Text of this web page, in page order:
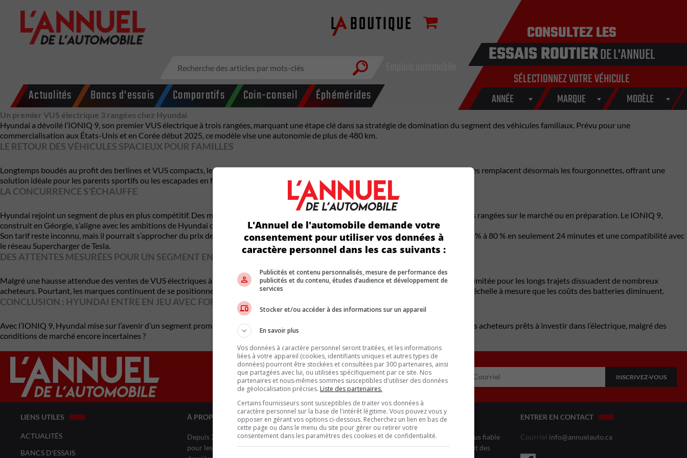
Actualités Bancs d'essais Comparatifs Coin-conseil Éphémérides
CONSULTEZ LES
ESSAIS ROUTIERDE L'ANNUEL
SÉLECTIONNEZ VOTRE VÉHICULE
ANNÉE MARQUE MODÈLE
Un premier VUS électrique 3 rangées chez Hyundai
Hyundai a dévoilé l’IONIQ 9, son premier VUS électrique à trois rangées, marquant une étape clé dans sa stratégie de domination du segment des véhicules familiaux. Prévu pour une
commercialisation aux États-Unis et en Corée début 2025, ce modèle vise une autonomie de plus de 480 km.
LE RETOUR DES VÉHICULES SPACIEUX POUR FAMILLES
Longtemps boudés au profit des berlines et VUS compacts, les grands véhicules familiaux font leur retour en force. Les VUS à trois rangées remplacent désormais les fourgonnettes, offrant une
solution idéale pour les parents sportifs ou les escapades en famille avec bagages à profusion.
LA CONCURRENCE S’ÉCHAUFFE
Hyundai rejoint un segment de plus en plus compétitif. Des marques comme Tesla, Rivian, VinFast et Cadillac ont déjà des modèles à trois rangées sur le marché ou en préparation. Le IONIQ 9,
construit en Géorgie, s’aligne avec les ambitions de Hyundai de produire 23 modèles électriques d’ici 2030.
Son tarif reste inconnu, mais il pourrait s’approcher du prix de son proche couson le Kia EV9. Parmi ses atouts, une recharge rapide de 10 % à 80 % en seulement 24 minutes et une compatibilité avec
le réseau Supercharger de Tesla.
DES ATTENTES MESURÉES POUR UN SEGMENT EN CROISSANCE
Malgré une hausse attendue des ventes de VUS électriques à trois rangées, le marché reste fragile. Les prix élevés et l’autonomie encore limitée pour les longs trajets dissuadent de nombreux
acheteurs. Pourtant, les marques continuent de se positionner, sachant que les premiers entrants pourraient tirer parti des économies d’échelle à mesure que les coûts des batteries diminuent.
CONCLUSION : HYUNDAI ENTRE EN JEU AVEC FORCE
Avec l’IONIQ 9, Hyundai mise sur l’avenir d’un segment prometteur mais exigeant. La question reste : ce VUS familial saura-t-il séduire les acheteurs prêts à investir dans l’électrique, malgré des
conditions de marché encore incertaines ?
Inscrivez vous à l'infolettre.
LIENS UTILES
ACTUALITÉS
BANCS D'ESSAIS
À PROPOS DE NOUS
Depuis 20 ans, l’Annuel de l’automobile demeure l’outil de référence le plus complet et le plus fiable
pour les amateurs et les consommateurs à la recherche d’un véhicule ou simplement à l’affût des
ENTRER EN CONTACT
Courriel info@annuelauto.ca
L'Annuel de l'automobile demande votre
consentement pour utiliser vos données à
caractère personnel dans les cas suivants :
Publicités et contenu personnalisés, mesure de performance des
publicités et du contenu, études d’audience et développement de
services
Stocker et/ou accéder à des informations sur un appareil
En savoir plus
Vos données à caractère personnel seront traitées, et les informations
liées à votre appareil (cookies, identifiants uniques et autres types de
données) pourront être stockées et consultées par 300 partenaires, ainsi
que partagées avec lui, ou utilisées spécifiquement par ce site. Nos
partenaires et nous-mêmes sommes susceptibles d'utiliser des données
de géolocalisation précises. Liste des partenaires.
Certains fournisseurs sont susceptibles de traiter vos données à
caractère personnel sur la base de l'intérêt légitime. Vous pouvez vous y
opposer en gérant vos options ci-dessous. Recherchez un lien en bas de
cette page ou dans le menu du site pour gérer ou retirer votre
consentement dans les paramètres des cookies et de confidentialité.